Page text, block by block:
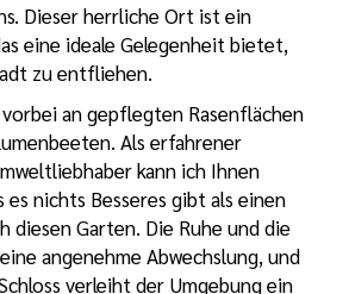
Dieser herrliche Ort ist ein
eine ideale Gelegenheit bietet,
zu entfliehen.
an gepflegten Rasenflächen
Als erfahrener
kann ich Ihnen
es nichts Besseres gibt als einen
diesen Garten. Die Ruhe und die
angenehme Abwechslung, und
verleiht der Umgebung ein